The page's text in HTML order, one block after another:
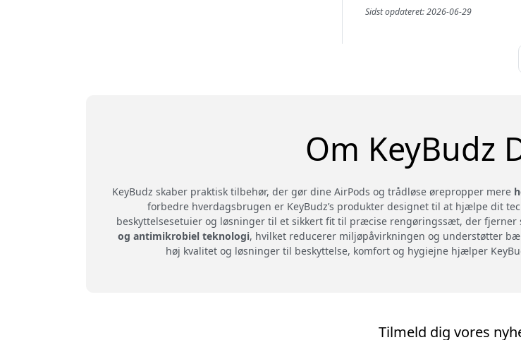
Sidst opdateret: 2026-06-29
Om KeyBudz
KeyBudz skaber praktisk tilbehør, der gør dine AirPods og trådløse ørepropper mere
forbedre hverdagsbrugen er KeyBudz’s produkter designet til at hjælpe dit
beskyttelsesetuier og løsninger til et sikkert fit til præcise rengøringssæt, der fjerner
og antimikrobiel teknologi, hvilket reducerer miljøpåvirkningen og understøtter
høj kvalitet og løsninger til beskyttelse, komfort og hygiejne hjælper
Tilmeld dig vores